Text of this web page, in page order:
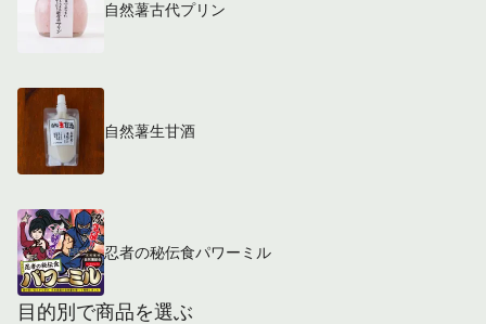
自然薯古代プリン
自然薯生甘酒
忍者の秘伝食パワーミル
目的別で商品を選ぶ